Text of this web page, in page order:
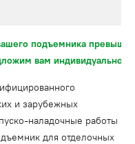
подъемника
вам индивидуальное
и зарубежных
наладочные работы
для отделочных